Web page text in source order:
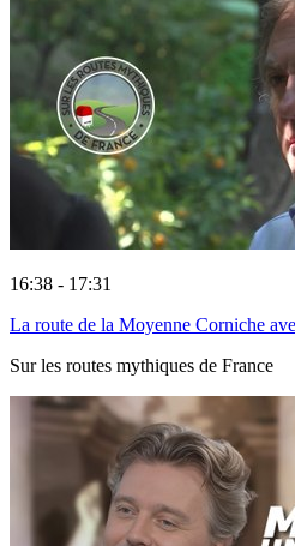
16:38 - 17:31
La route de la Moyenne Corniche
Sur les routes mythiques de France